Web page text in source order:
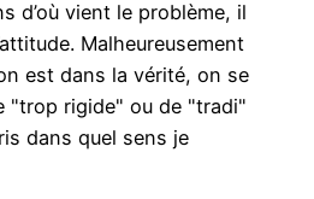
d’où vient le problème, il
Malheureusement
est dans la vérité, on se
"trop rigide" ou de "tradi"
dans quel sens je